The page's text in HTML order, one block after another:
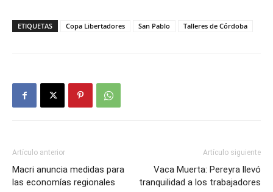
ETIQUETAS Copa Libertadores San Pablo Talleres de Córdoba
Artículo anterior
Macri anuncia medidas para
las economías regionales
Artículo siguiente
Vaca Muerta: Pereyra llevó
tranquilidad a los trabajadores